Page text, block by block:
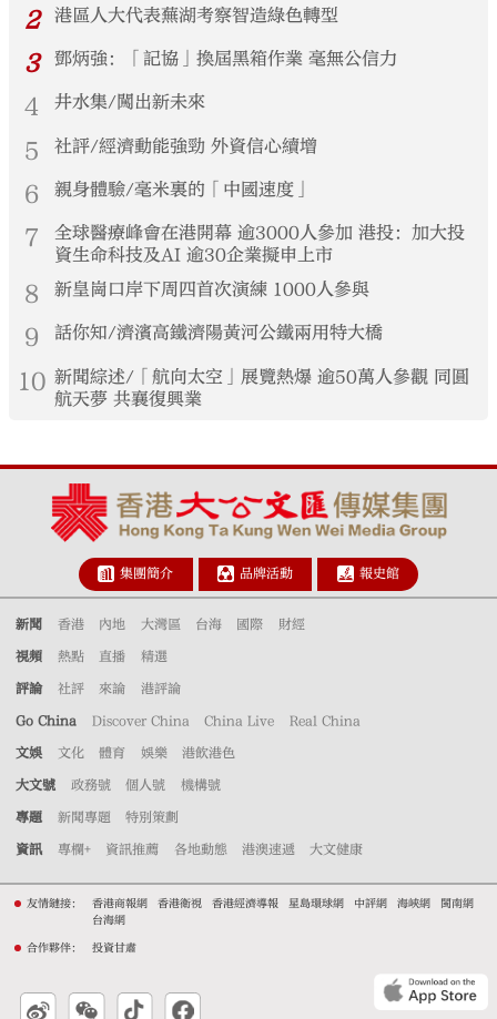
2 港區人大代表蕪湖考察智造綠色轉型
3 鄧炳強：「記協」換屆黑箱作業 毫無公信力
4 井水集/闖出新未來
5 社評/經濟動能強勁 外資信心續增
6 親身體驗/毫米裏的「中國速度」
7
全球醫療峰會在港開幕 逾3000人參加 港投：加大投
資生命科技及AI 逾30企業擬申上市
8 新皇崗口岸下周四首次演練 1000人參與
9 話你知/濟濱高鐵濟陽黃河公鐵兩用特大橋
10 新聞綜述/「航向太空」展覽熱爆 逾50萬人參觀 同圓
航天夢 共襄復興業
集團簡介 品牌活動 報史館
新聞 香港 內地 大灣區 台海 國際 財經
視頻 熱點 直播 精選
評論 社評 來論 港評論
Go China Discover China China Live Real China
文娛 文化 體育 娛樂 港飲港色
大文號 政務號 個人號 機構號
專題 新聞專題 特別策劃
資訊 專欄+ 資訊推薦 各地動態 港澳速遞 大文健康
友情鏈接： 香港商報網 香港衛視 香港經濟導報 星島環球網 中評網 海峽網
閩南網
台海網
合作夥伴： 投資甘肅